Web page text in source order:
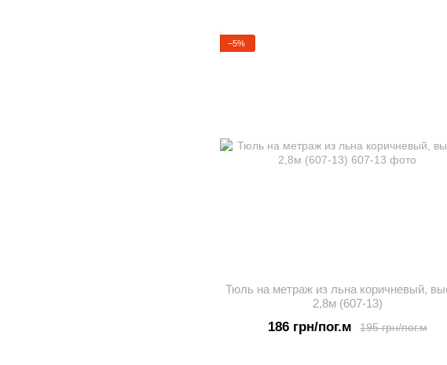
−5%
Тюль на метраж из льна коричневый,
2,8м (607-13)
195 грн/пог.м
186 грн/пог.м